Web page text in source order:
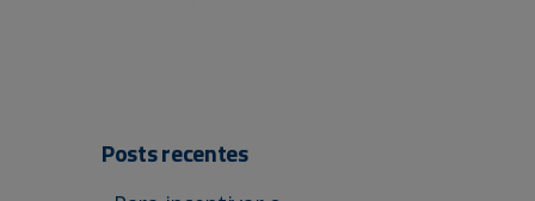
Posts recentes